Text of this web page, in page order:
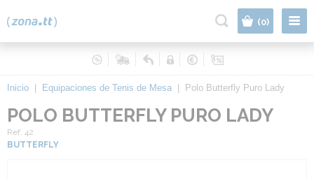
(0)
Inicio Equipaciones de Tenis de Mesa Polo Butterfly Puro Lady
POLO BUTTERFLY PURO LADY
Ref. 42
BUTTERFLY